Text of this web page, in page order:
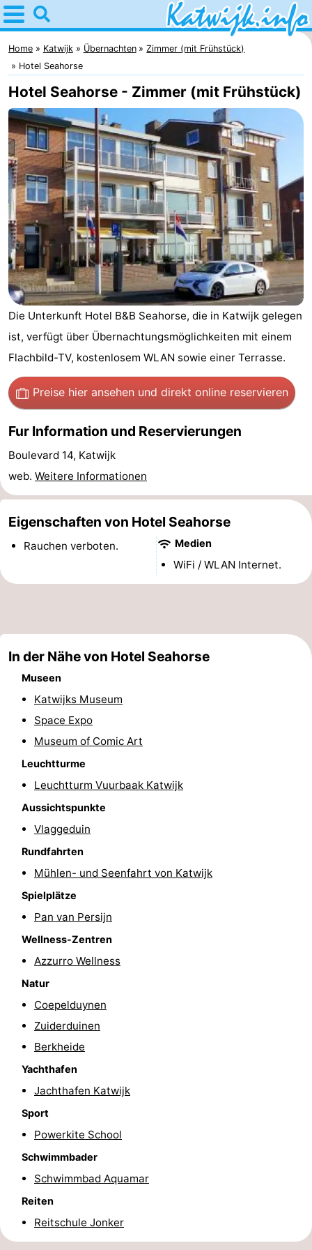
Home
Katwijk
Tipps
Für
kindern
Übernachten
Appartements
Campingplätze
Ferienhäuser
-
De
Noordduinen
-
Duinrell
Hotels
Lastminutes
Strand
Sehen
&
-
Denkmäler
-
Aussichtspunkte
Attraktionen
-
Indoor-
Spielplätze
Experiences
Wellness-
Zentren
Dörfer
Städte
Natur
Sport
Radfahren
Wandern
Reiten
Golfplatze
Surfen
Sportangeln
Essen
trinken
Veranstaltungen
Praktisch
Route
Parken
Reisebuchshop
Home Katwijk Übernachten
Zimmer (mit Frühstück)
Hotel Seahorse
Hotel Seahorse - Zimmer (mit Frühstück)
Die Unterkunft Hotel B&B Seahorse, die in Katwijk gelegen
ist, verfügt über Übernachtungsmöglichkeiten mit einem
Flachbild-TV, kostenlosem WLAN sowie einer Terrasse.
Preise hier ansehen und direkt online reservieren
Fur Information und Reservierungen
Boulevard 14, Katwijk
web. Weitere Informationen
Eigenschaften von Hotel Seahorse
Rauchen verboten. Medien
WiFi / WLAN Internet.
In der Nähe von Hotel Seahorse
Museen
Katwijks Museum
Space Expo
Museum of Comic Art
Leuchtturme
Leuchtturm Vuurbaak Katwijk
Aussichtspunkte
Vlaggeduin
Rundfahrten
Mühlen- und Seenfahrt von Katwijk
Spielplätze
Pan van Persijn
Wellness-Zentren
Azzurro Wellness
Natur
Coepelduynen
Zuiderduinen
Berkheide
Yachthafen
Jachthafen Katwijk
Sport
Powerkite School
Schwimmbader
Schwimmbad Aquamar
Reiten
Reitschule Jonker